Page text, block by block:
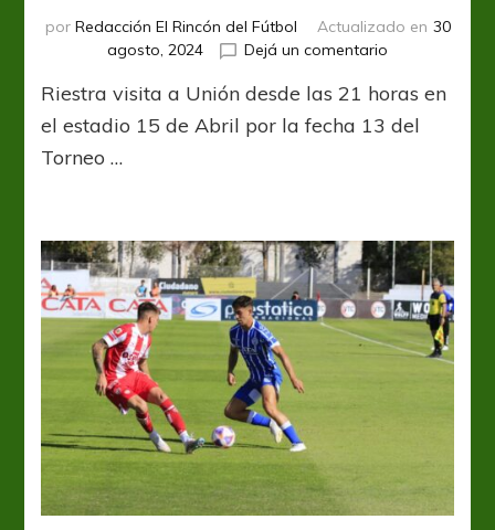
por Redacción El Rincón del Fútbol Actualizado en 30
agosto, 2024
Dejá un comentario
Malevo
quiere
Riestra visita a Unión desde las 21 horas en
el estadio 15 de Abril por la fecha 13 del
Torneo …